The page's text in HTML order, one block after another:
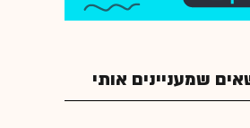
שמעניינים אותי